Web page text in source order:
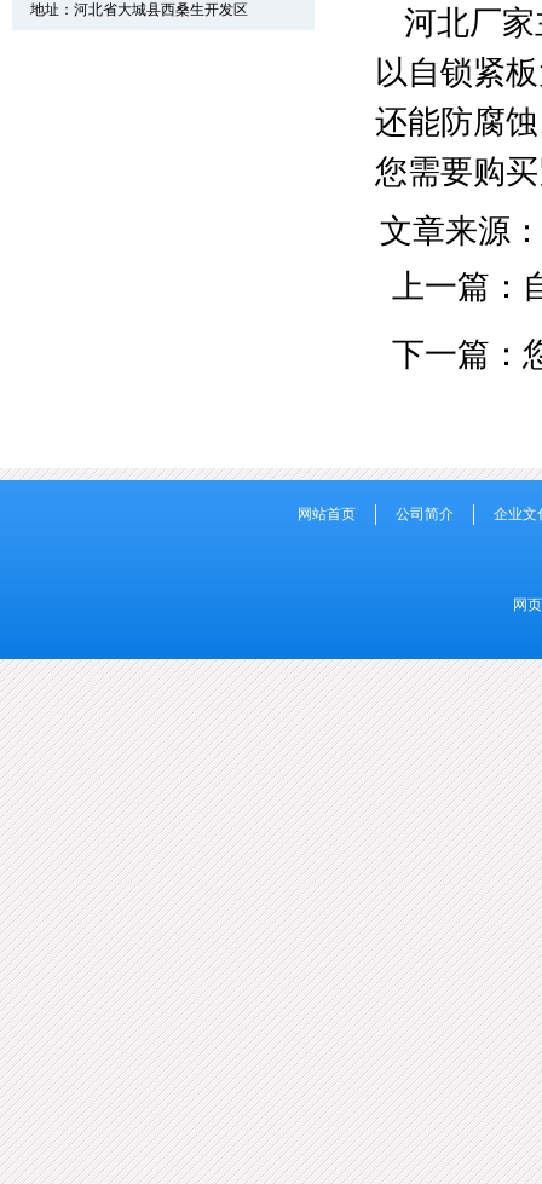
河北厂
以自锁紧
还能防腐
您需要购
文章来源：
上一篇：
下一篇：
地址：河北省大城县西桑生开发区
网站首页 公司简介 企业文
网